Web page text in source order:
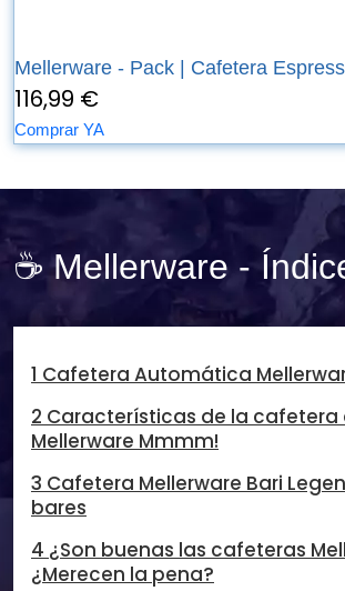
Mellerware - Pack | Cafetera
116,99 €
Comprar YA
☕ Mellerware -
1 Cafetera Automática
2 Características de la
Mellerware Mmmm!
3 Cafetera Mellerware Bari
bares
4 ¿Son buenas las cafeteras
¿Merecen la pena?